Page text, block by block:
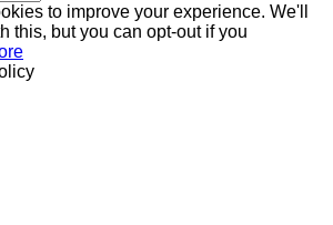
to improve your experience. We'll
this, but you can opt-out if you